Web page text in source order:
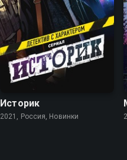
Историк
2021, Россия, Новинки